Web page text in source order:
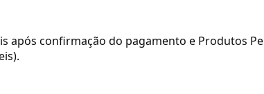
após confirmação do pagamento e Produtos